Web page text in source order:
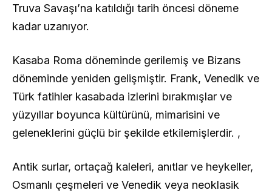
Truva Savaşı’na katıldığı tarih öncesi döneme
kadar uzanıyor.
Kasaba Roma döneminde gerilemiş ve Bizans
döneminde yeniden gelişmiştir. Frank, Venedik ve
Türk fatihler kasabada izlerini bırakmışlar ve
yüzyıllar boyunca kültürünü, mimarisini ve
geleneklerini güçlü bir şekilde etkilemişlerdir. ,
Antik surlar, ortaçağ kaleleri, anıtlar ve heykeller,
Osmanlı çeşmeleri ve Venedik veya neoklasik